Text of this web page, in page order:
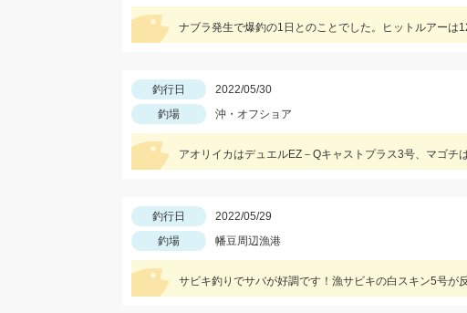
ナブラ発生で爆釣の1日とのことでした。ヒットルアーは
釣行日 2022/05/30
釣場
沖・オフショア
アオリイカはデュエルEZ－Qキャストプラス3号、マゴチ
釣行日 2022/05/29
釣場
幡豆周辺漁港
サビキ釣りでサバが好調です！漁サビキの白スキン5号が